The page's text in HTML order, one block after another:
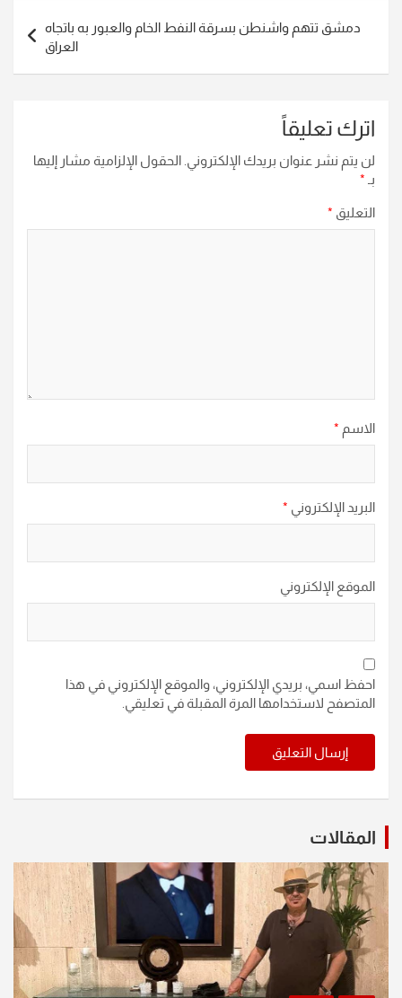
دمشق تتهم واشنطن بسرقة النفط الخام والعبور به باتجاه
العراق
اترك تعليقاً
لن يتم نشر عنوان بريدك الإلكتروني. الحقول الإلزامية مشار إليها
بـ *
التعليق *
الاسم *
البريد الإلكتروني *
الموقع الإلكتروني
احفظ اسمي، بريدي الإلكتروني، والموقع الإلكتروني في هذا
المتصفح لاستخدامها المرة المقبلة في تعليقي.
المقالات